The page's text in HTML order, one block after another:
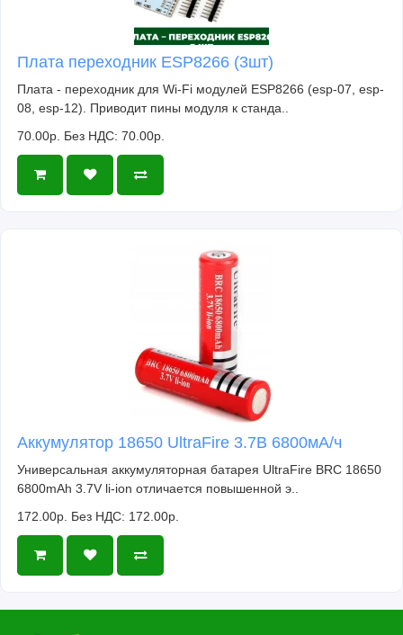
Плата переходник ESP8266 (3шт)
Плата - переходник для Wi-Fi модулей ESP8266 (esp-07, esp-
08, esp-12). Приводит пины модуля к станда..
70.00р. Без НДС: 70.00р.
Аккумулятор 18650 UltraFire 3.7В 6800мА/ч
Универсальная аккумуляторная батарея UltraFire BRC 18650
6800mAh 3.7V li-ion отличается повышенной э..
172.00р. Без НДС: 172.00р.